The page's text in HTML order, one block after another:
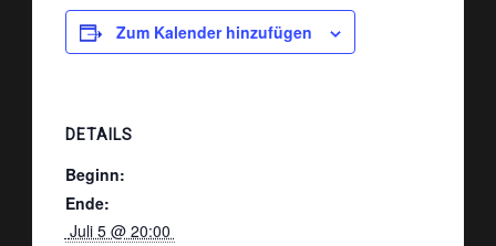
Zum Kalender hinzufügen
DETAILS
Beginn:
Ende:
Juli 5 @ 20:00